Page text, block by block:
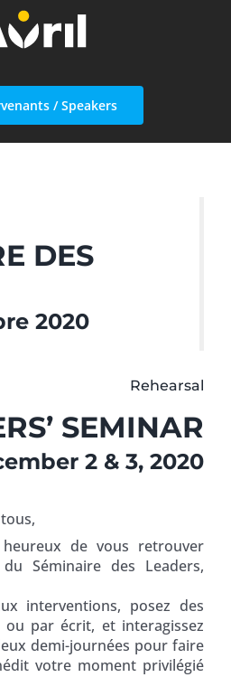
/ Speakers
DES
2020
Rehearsal
SEMINAR
2 & 3, 2020
de vous retrouver
Séminaire des Leaders,
interventions, posez des
par écrit, et interagissez
demi-journées pour faire
votre moment privilégié